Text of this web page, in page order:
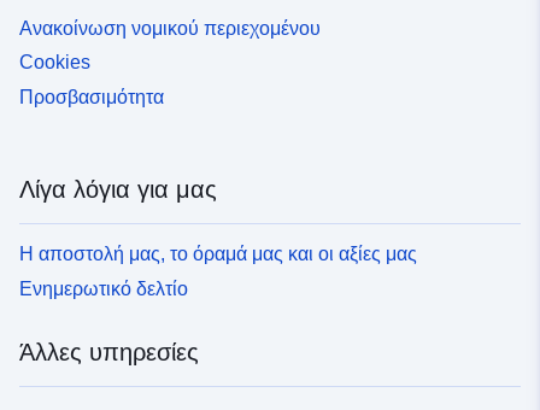
Ανακοίνωση νομικού περιεχομένου
Cookies
Προσβασιμότητα
Λίγα λόγια για μας
Η αποστολή μας, το όραμά μας και οι αξίες μας
Ενημερωτικό δελτίο
Άλλες υπηρεσίες